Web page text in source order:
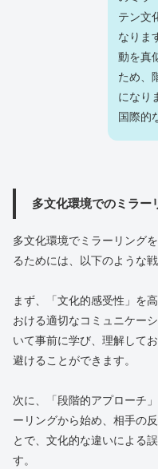
テン文
なりま
動を真
ため、
になり
国際的
多文化環境でのミラー
多文化環境でミラーリング
るためには、以下のような戦
まず、「文化的感受性」を
おける適切なコミュニケー
いて事前に学び、理解して
避けることができます。
次に、「段階的アプローチ
ーリングから始め、相手の
とで、文化的な違いによる
す。